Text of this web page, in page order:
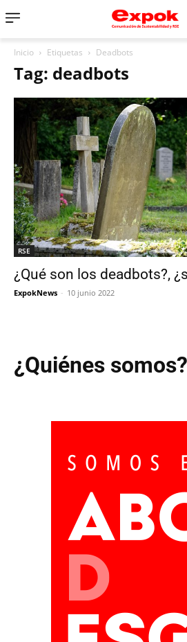
Inicio Etiquetas Deadbots
Tag: deadbots
RSE
¿Qué son los deadbots?,
ExpokNews - 10 junio 2022
¿Quiénes somos?